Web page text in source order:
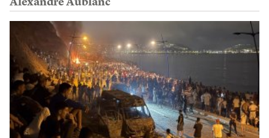
Alexandre Aublanc